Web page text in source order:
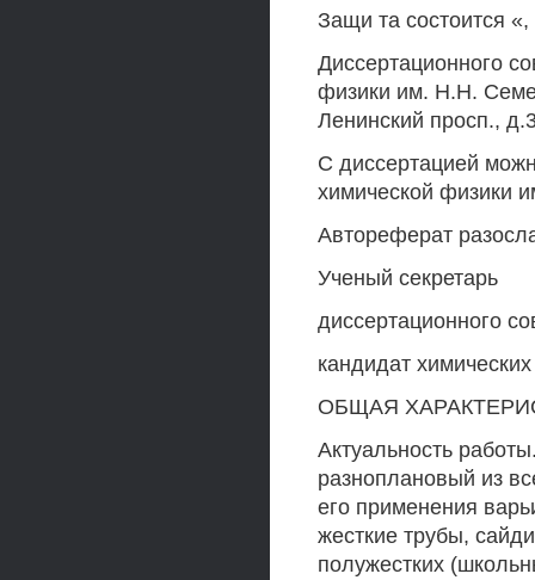
Защи та состоится «,
Диссертационного
физики им. H.H.
Ленинский просп.,
С диссертацией
химической физики
Автореферат
Ученый секретарь
диссертационного
кандидат
ОБЩАЯ
Актуальность
разноплановый из
его применения
жесткие трубы,
полужестких